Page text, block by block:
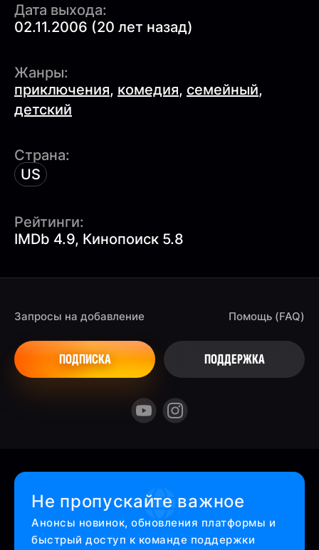
Дата выхода:
02.11.2006 (20 лет назад)
Жанры:
приключения, комедия, семейный,
детский
Страна:
US
Рейтинги:
IMDb 4.9, Кинопоиск 5.8
Запросы на добавление
ПОДПИСКА
Помощь (FAQ)
ПОДДЕРЖКА
Не пропускайте важное
Анонсы новинок, обновления платформы и
быстрый доступ к команде поддержки